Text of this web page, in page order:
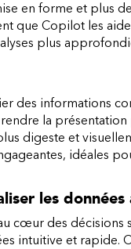
en forme et plus
que Copilot les
plus
des informations
la
digeste et
idéales
les
cœur des
intuitive et